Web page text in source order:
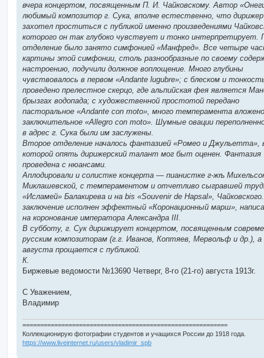
вчера концертом, посвященным П. И. Чайковскому. Автор
любимый композитор г. Сука, вполне естественно, что дирижер
захотел проститься с публикой именно произведениями
которого он так глубоко чувствует и тонко интерпретирует.
отделение было занято симфонией «Манфред». Все четыре
картины этой симфонии, столь разнообразные по своему
настроению, подучили должное воплощение. Много глубины
чувствовалось в первом «Andante lugubre»; с блеском и
проведено прелестное скерцо, где альпийская фея является
брызгах водопада; с художественной простотой передано
пасторальное «Andante con moto», много темперамента
заключительное «Allegro con moto». Шумные овации
в адрес г. Сука были им заслужены.
Второе отделение началось фантазией «Ромео и Джульетта»,
которой опять дирижерский талант мог быт оценен. Фантазия
проведена с нюансами.
Аплодировали и солистке концерта — пианистке г-жѣ
Миклашевской, с темпераментом и отчетливо сыгравшей
«Исламей» Балакирева и на bis «Souvenir de Hapsal»,
заключение исполнен эффектный «Коронационный марш»,
на коронование императора Александра III.
В субботу, г. Сук дирижирует концертом, посвященным
русским композиторам (г.г. Иванов, Коптяев, Мервольф и др.), а
августа прощается с публикой.
К.
Биржевые ведомости №13690 Четверг, 8-го (21-го) августа 1913г.
С Уважением,
Владимир
==========================================================
Коллекционирую фотографии студентов и учащихся России до 1918 года.
https://www.liveinternet.ru/users/vladimir_spb